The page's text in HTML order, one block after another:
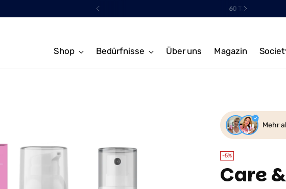
Shop Bedürfnisse Über uns Magazin
Mehr
-5%
Care